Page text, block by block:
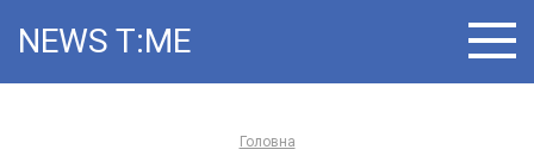
NEWS T ME
Головна